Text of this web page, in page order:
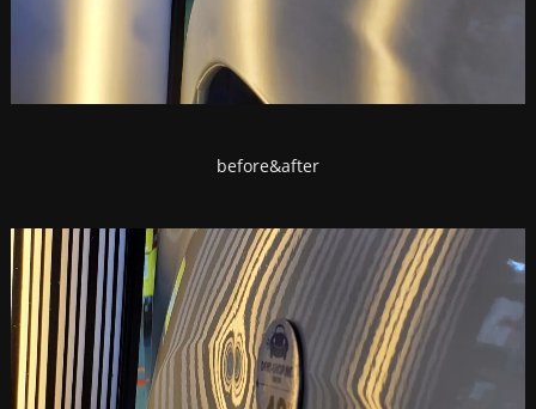
before&after